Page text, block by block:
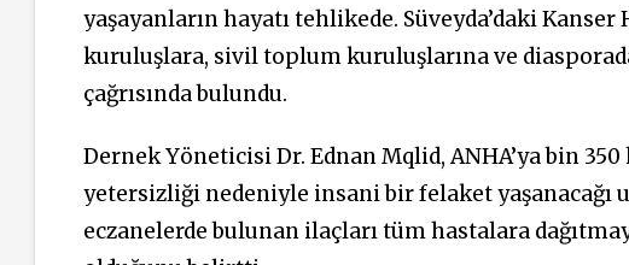
yaşayanların hayatı tehlikede. Süveyda’daki
kuruluşlara, sivil toplum kuruluşlarına ve
çağrısında bulundu.
Dernek Yöneticisi Dr. Ednan Mqlid, ANHA’ya bin
yetersizliği nedeniyle insani bir felaket yaşanacağı
eczanelerde bulunan ilaçları tüm hastalara